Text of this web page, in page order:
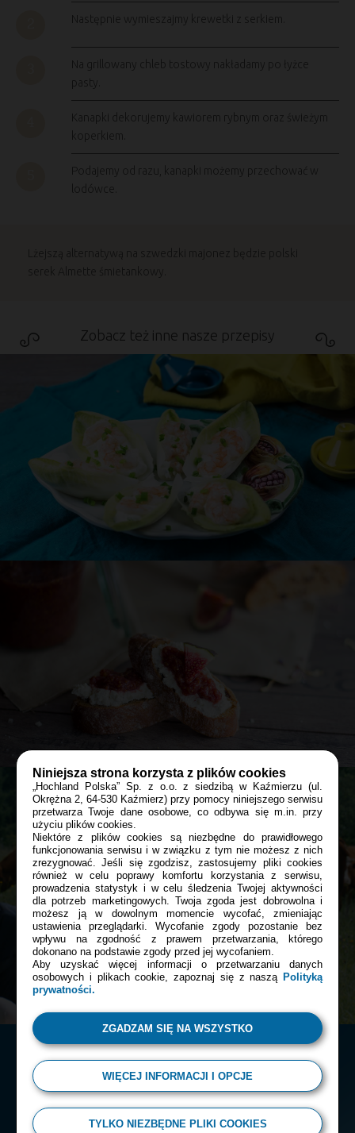
Następnie wymieszajmy krewetki z serkiem.
Na grillowany chleb tostowy nakładamy po łyżce
pasty.
Kanapki dekorujemy kawiorem rybnym oraz świeżym
koperkiem.
Podajemy od razu, kanapki możemy przechować w
lodówce.
Zobacz też inne nasze przepisy
Cykoria z musem z Almette i krewetkami
20 min
Przepis
Grzanki z serkiem i konfiturą z fig i porto
30 min
KOLACJA RODZINNIE SIERPIEŃ
Bądź z nami blisko tam, gdzie tego
chcesz:
Facebook
Instagram
© 2026 Almette
Niniejsza strona korzysta z plików cookies
„Hochland Polska” Sp. z o.o. z siedzibą w Kaźmierzu (ul.
Okrężna 2, 64-530 Kaźmierz) przy pomocy niniejszego serwisu
przetwarza Twoje dane osobowe, co odbywa się m.in. przy
użyciu plików cookies.
Niektóre z plików cookies są niezbędne do prawidłowego
funkcjonowania serwisu i w związku z tym nie możesz z nich
zrezygnować. Jeśli się zgodzisz, zastosujemy pliki cookies
również w celu poprawy komfortu korzystania z serwisu,
prowadzenia statystyk i w celu śledzenia Twojej aktywności
dla potrzeb marketingowych. Twoja zgoda jest dobrowolna i
możesz ją w dowolnym momencie wycofać, zmieniając
ustawienia przeglądarki. Wycofanie zgody pozostanie bez
wpływu na zgodność z prawem przetwarzania, którego
dokonano na podstawie zgody przed jej wycofaniem.
Aby uzyskać więcej informacji o przetwarzaniu danych
osobowych i plikach cookie, zapoznaj się z naszą Polityką
prywatności.
ZGADZAM SIĘ NA WSZYSTKO
WIĘCEJ INFORMACJI I OPCJE
TYLKO NIEZBĘDNE PLIKI COOKIES